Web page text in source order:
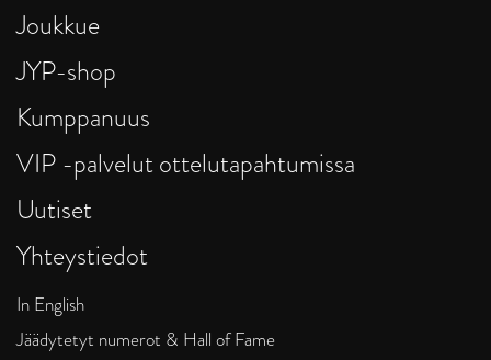
Joukkue
JYP-shop
Kumppanuus
VIP -palvelut ottelutapahtumissa
Uutiset
Yhteystiedot
In English
Jäädytetyt numerot & Hall of Fame